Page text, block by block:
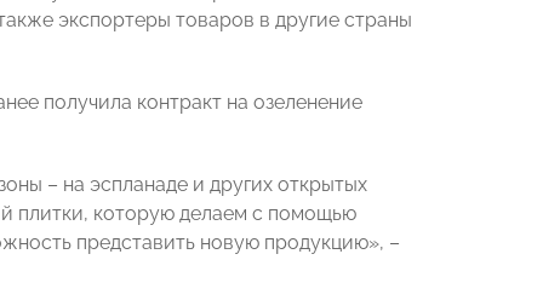
экспортеры товаров в другие страны
получила контракт на озеленение
– на эспланаде и других открытых
плитки, которую делаем с помощью
представить новую продукцию», –